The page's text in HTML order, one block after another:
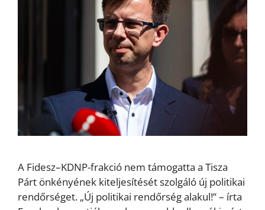
A Fidesz–KDNP-frakció nem támogatta a Tisza
Párt önkényének kiteljesítését szolgáló új politikai
rendőrséget. „Új politikai rendőrség alakul!” – írta